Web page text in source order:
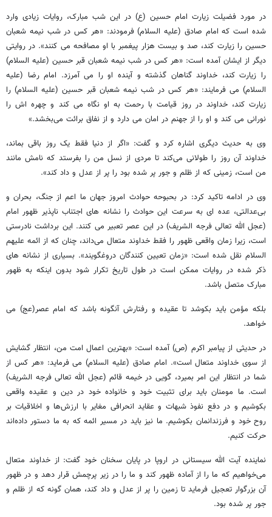
در مورد فضیلت زیارت امام حسین (ع) در این شب مبارک، روایات زیادی وارد
شده است که امام صادق (علیه السلام) فرمودند: «هر کس در شب نیمه شعبان
حسین را زیارت کند، صد و بیست هزار پیغمبر با او مصافحه می کنند». در روایتی
دیگر از ایشان آمده است: «هر کس در شب نیمه شعبان قبر حسین (علیه السلام)
را زیارت کند، خداوند گناهان گذشته و آینده او را می آمرزد. امام رضا (علیه
السلام) می فرمایند: «هر کس در شب نیمه شعبان قبر حسین (علیه السلام) را
زیارت کند، خداوند در روز قیامت با رحمت به او نگاه می کند و چهره اش را
نورانی می کند و او را از جهنم در امان می دارد و از نفاق برائت می‌بخشد.»
وی به حدیث دیگری اشاره کرد و گفت: «اگر از دنیا فقط یک روز باقی بماند،
خداوند آن روز را طولانی می‌کند تا مردی از نسل من را بفرستد که نامش مانند
من است، زمینی که از ظلم و جور پر شده بود را پر از عدل و داد کند».
وی در ادامه تاکید کرد: در بحبوحه حوادث امروز جهان ما اعم از جنگ، بحران و
بی‌عدالتی، عده ای به سرعت این حوادث را نشانه های اجتناب ناپذیر ظهور امام
(عجل الله تعالی فرجه الشریف) در این عصر تعبیر می کنند. این برداشت نادرستی
است، زیرا زمان واقعی ظهور را فقط خداوند متعال می‌داند، چنان که از ائمه علیهم
السلام نقل شده است: «زمان تعیین کنندگان دروغگویند». بسیاری از نشانه های
ذکر شده در روایات ممکن است در طول تاریخ تکرار شود بدون اینکه به ظهور
مبارک متصل باشد.
بلکه مؤمن باید بکوشد تا عقیده و رفتارش آنگونه باشد که امام عصر(عج) می
خواهد.
در حدیثی از پیامبر اکرم (ص) آمده است: «بهترین اعمال امت من، انتظار گشایش
از سوی خداوند متعال است». امام صادق (علیه السلام) می فرماید: «هر کس از
شما در انتظار این امر بمیرد، گویی در خیمه قائم (عجل الله تعالی فرجه الشریف)
است. ما مومنان باید برای تثبیت خود و خانواده خود در دین و عقیده واقعی
بکوشیم و در دفع نفوذ شبهات و عقاید انحرافی مغایر با ارزش‌ها و اخلاقیات بر
روح خود و فرزندانمان بکوشیم. ما نیز باید در مسیر ائمه که به ما دستور داده‌اند
حرکت کنیم.
نماینده آیت الله سیستانی در اروپا در پایان سخنان خود گفت: از خداوند متعال
می‌خواهیم که ما را از آماده ظهور کند و ما را در زیر پرچمش قرار دهد و در ظهور
آن بزرگوار تعجیل فرماید تا زمین را پر از عدل و داد کند، همان گونه که از ظلم و
جور پر شده بود.